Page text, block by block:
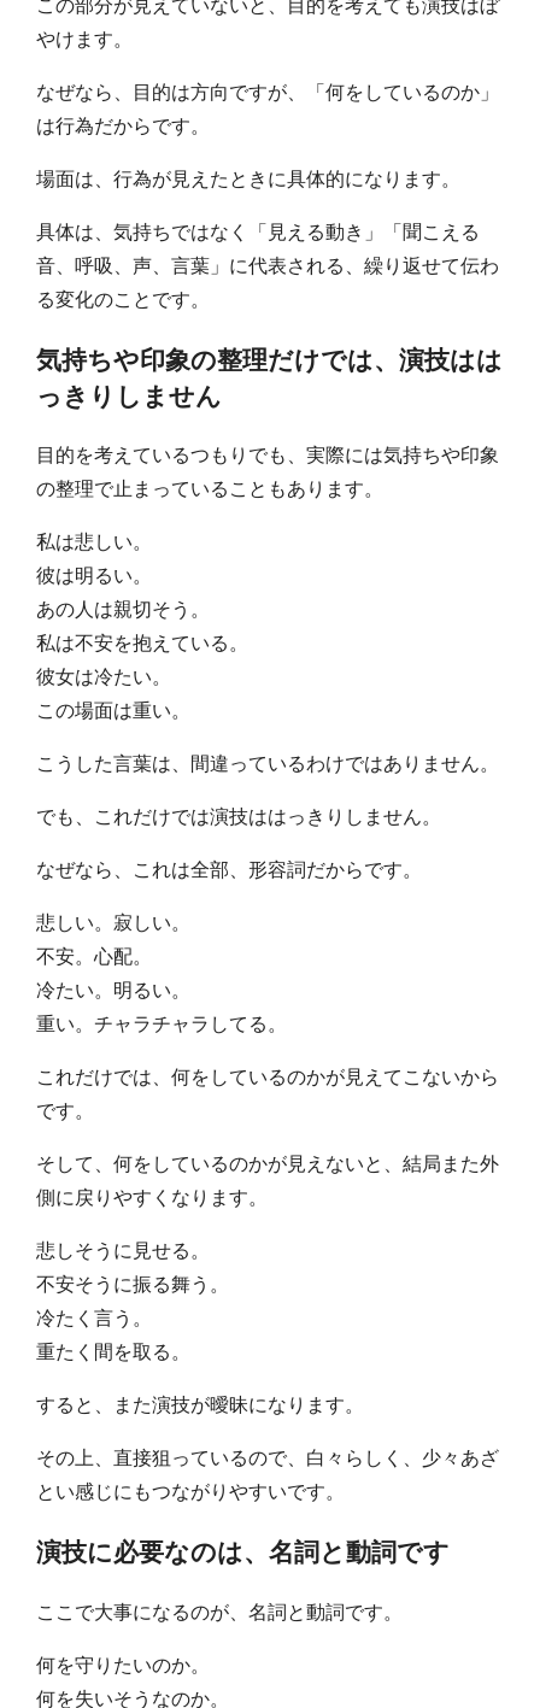
やけます。
なぜなら、目的は方向ですが、「何をしているのか」
は行為だからです。
場面は、行為が見えたときに具体的になります。
具体は、気持ちではなく「見える動き」「聞こえる
音、呼吸、声、言葉」に代表される、繰り返せて伝わ
る変化のことです。
気持ちや印象の整理だけでは、演技はは
っきりしません
目的を考えているつもりでも、実際には気持ちや印象
の整理で止まっていることもあります。
私は悲しい。
彼は明るい。
あの人は親切そう。
私は不安を抱えている。
彼女は冷たい。
この場面は重い。
こうした言葉は、間違っているわけではありません。
でも、これだけでは演技ははっきりしません。
なぜなら、これは全部、形容詞だからです。
悲しい。寂しい。
不安。心配。
冷たい。明るい。
重い。チャラチャラしてる。
これだけでは、何をしているのかが見えてこないから
です。
そして、何をしているのかが見えないと、結局また外
側に戻りやすくなります。
悲しそうに見せる。
不安そうに振る舞う。
冷たく言う。
重たく間を取る。
すると、また演技が曖昧になります。
その上、直接狙っているので、白々らしく、少々あざ
とい感じにもつながりやすいです。
演技に必要なのは、名詞と動詞です
ここで大事になるのが、名詞と動詞です。
何を守りたいのか。
何を失いそうなのか。